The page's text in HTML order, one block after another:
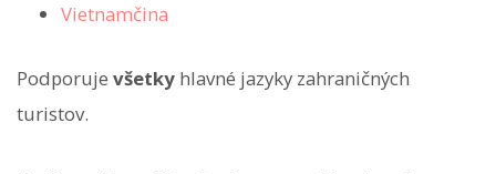
Vietnamčina
Podporuje všetky hlavné jazyky zahraničných
turistov.